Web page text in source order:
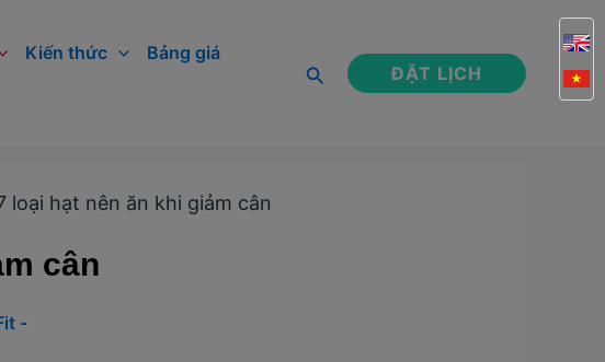
Kiến thức Bảng giá
Tìm
ĐẶT LỊCH
loại hạt nên ăn khi giảm cân
cân
-